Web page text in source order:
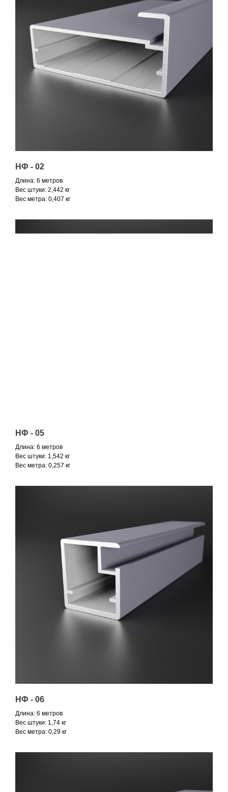
НФ - 02
Длина: 6 метров
Вес штуки: 2,442 кг
Вес метра: 0,407 кг
НФ - 05
Длина: 6 метров
Вес штуки: 1,542 кг
Вес метра: 0,257 кг
НФ - 06
Длина: 6 метров
Вес штуки: 1,74 кг
Вес метра: 0,29 кг